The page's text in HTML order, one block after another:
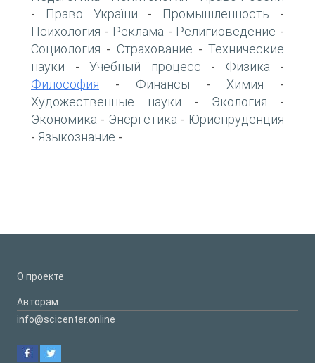
- Право України - Промышленность -
Психология - Реклама - Религиоведение -
Социология - Страхование - Технические
науки - Учебный процесс - Физика -
Философия - Финансы - Химия -
Художественные науки - Экология -
Экономика - Энергетика - Юриспруденция
- Языкознание -
О проекте
Авторам
info@scicenter.online